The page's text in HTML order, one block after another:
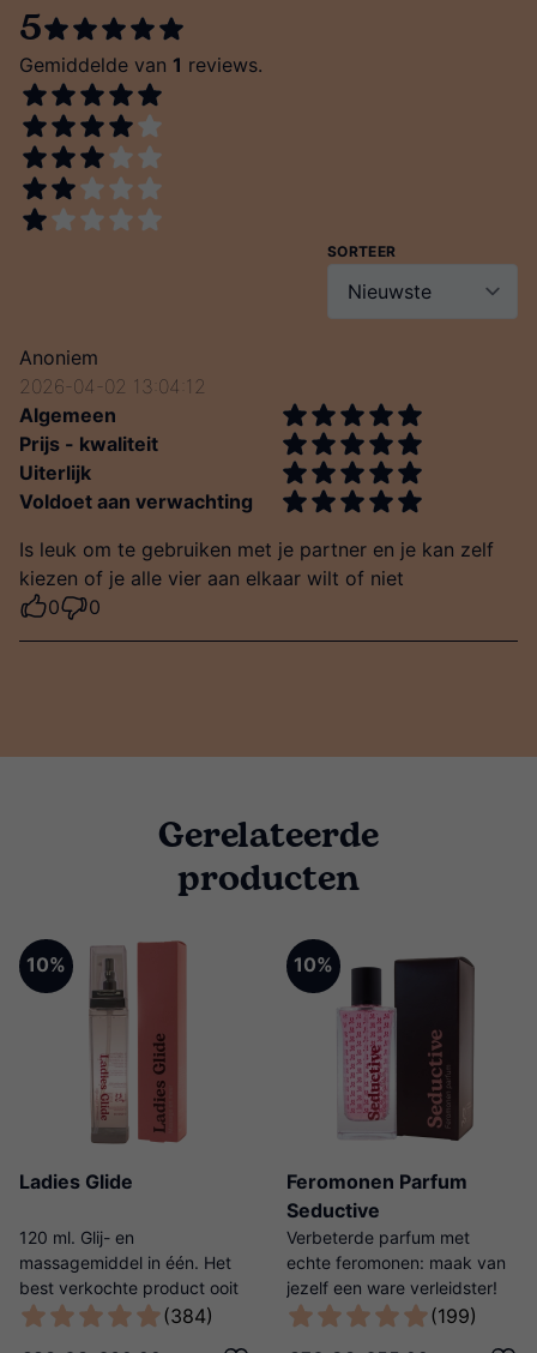
5
Gemiddelde van 1 reviews.
SORTEER
Anoniem
2026-04-02 13:04:12
Algemeen
Prijs - kwaliteit
Uiterlijk
Voldoet aan verwachting
Is leuk om te gebruiken met je partner en je kan zelf
kiezen of je alle vier aan elkaar wilt of niet
0
0
Gerelateerde
producten
10%
Ladies Glide
120 ml. Glij- en
massagemiddel in één. Het
best verkochte product ooit
van Ladies Night! (384)
10%
Feromonen Parfum
Seductive
Verbeterde parfum met
echte feromonen: maak van
jezelf een ware verleidster!
(199)